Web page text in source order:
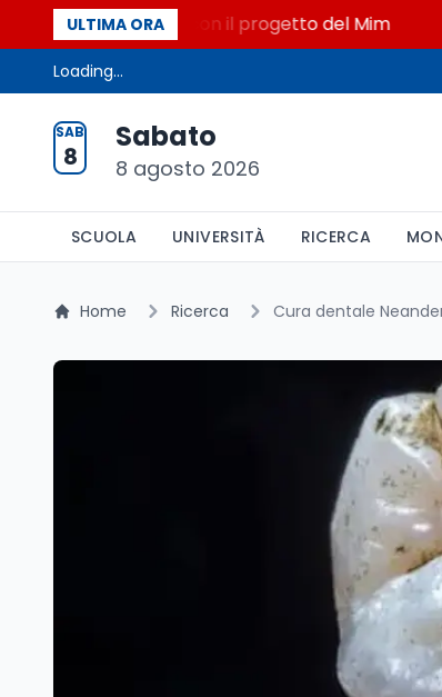
ULTIMA ORA
STEM a Lerici con il progetto del Mim
Loading...
SAB
8
Sabato
8 agosto 2026
SCUOLA UNIVERSITÀ RICERCA
Home Ricerca